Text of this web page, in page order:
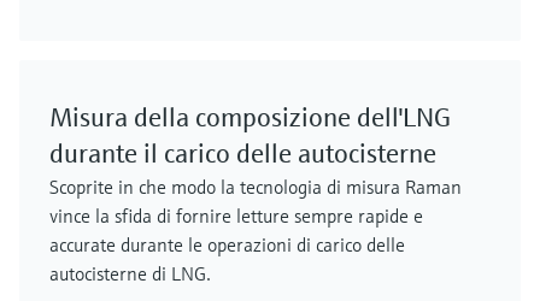
Misura della composizione dell'LNG
durante il carico delle autocisterne
Scoprite in che modo la tecnologia di misura Raman
vince la sfida di fornire letture sempre rapide e
accurate durante le operazioni di carico delle
autocisterne di LNG.